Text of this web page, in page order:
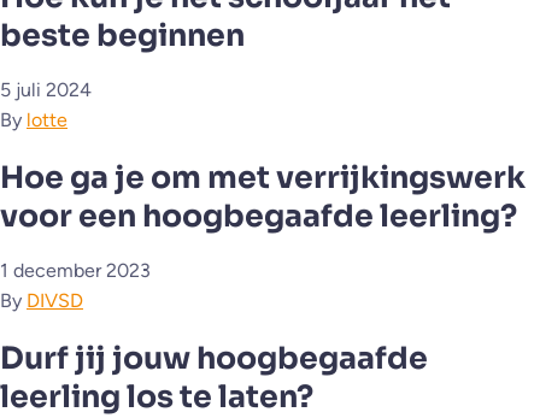
beste beginnen
5 juli 2024
By lotte
Hoe ga je om met verrijkingswerk
voor een hoogbegaafde leerling?
1 december 2023
By DIVSD
Durf jij jouw hoogbegaafde
leerling los te laten?